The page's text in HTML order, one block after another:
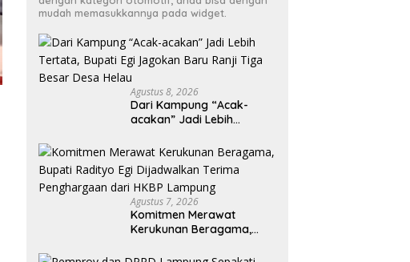
mudah memasukkannya pada widget.
Agustus 8, 2026
Dari Kampung “Acak-
acakan” Jadi Lebih
Jagokan Baru Ranji Tiga
Besar Desa Helau
Agustus 7, 2026
Komitmen Merawat
Kerukunan Beragama,
Dijadwalkan Terima